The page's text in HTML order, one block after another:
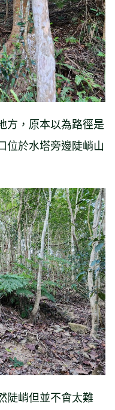
方，原本以為路徑是
位於水塔旁邊陡峭山
陡峭但並不會太難